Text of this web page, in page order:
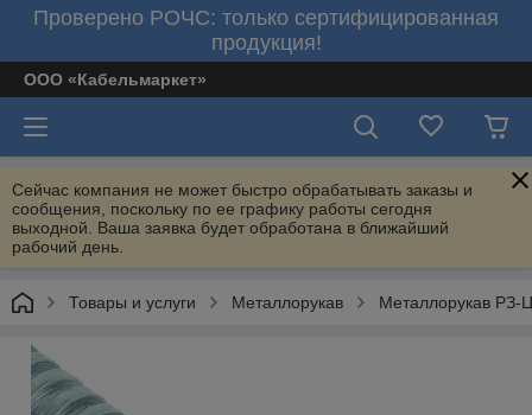
Проверено РОЧС: только сертифицированная
продукция!
ООО «Кабельмаркет»
Сейчас компания не может быстро обрабатывать заказы и
сообщения, поскольку по ее графику работы сегодня
выходной. Ваша заявка будет обработана в ближайший
рабочий день.
Товары и услуги Металлорукав Металлорукав РЗ-